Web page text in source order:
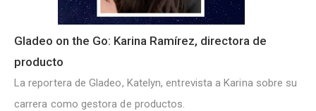
Gladeo on the Go: Karina Ramírez, directora de
producto
La reportera de Gladeo, Katelyn, entrevista a Karina sobre su
carrera como gestora de productos.